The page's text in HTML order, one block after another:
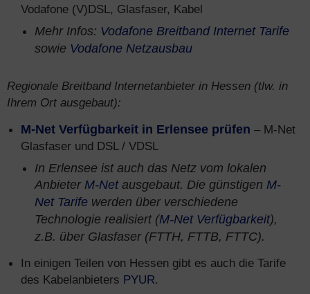
Vodafone (V)DSL, Glasfaser, Kabel
Mehr Infos: Vodafone Breitband Internet Tarife
sowie Vodafone Netzausbau
Regionale Breitband Internetanbieter in Hessen (tlw. in
Ihrem Ort ausgebaut):
M-Net Verfügbarkeit in Erlensee prüfen – M-Net
Glasfaser und DSL / VDSL
In Erlensee ist auch das Netz vom lokalen
Anbieter M-Netausgebaut. Die günstigen M-
Net Tarife werden über verschiedene
Technologie realisiert (M-Net Verfügbarkeit),
z.B. über Glasfaser (FTTH, FTTB, FTTC).
In einigen Teilen von Hessen gibt es auch die Tarife
des Kabelanbieters PYUR.